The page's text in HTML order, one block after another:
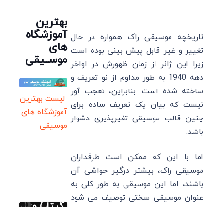
تاریخچه موسیقی راک همواره در حال
تغییر و غیر قابل پیش بینی بوده است
زیرا این ژانر از زمان ظهورش در اواخر
دهه 1940 به طور مداوم از نو تعریف و
ساخته شده است. بنابراین، تعجب آور
نیست که بیان یک تعریف ساده برای
چنین قالب موسیقی تغیرپذیری دشوار
باشد.
اما با این که ممکن است طرفداران
موسیقی راک، بیشتر درگیر حواشی آن
باشند، اما این موسیقی به طور کلی به
عنوان موسیقی سختی توصیف می شود
بهترین
آموزشگاه
های
موســیقی
لیست بهترین
آموزشگاه های
موسیقی
نت رایگان
فارسی (پیانو
گیتار ویولن
دیگر